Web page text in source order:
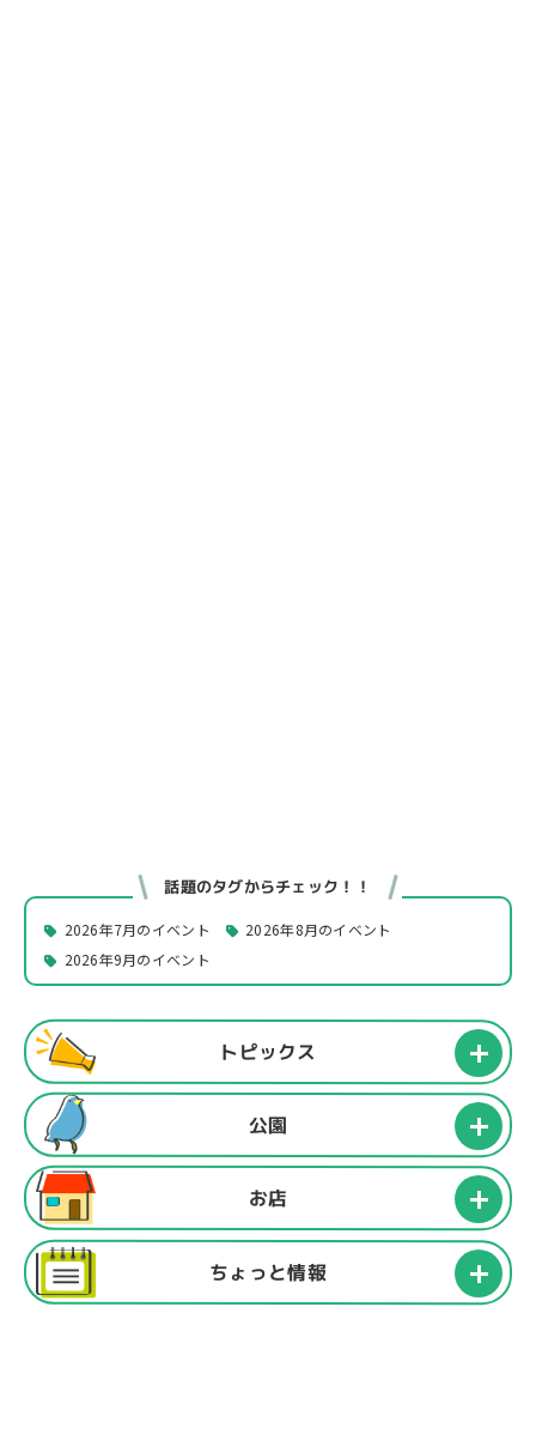
話題のタグからチェック！！
2026年7月のイベント
2026年8月のイベント
2026年9月のイベント
トピックス
公園
お店
ちょっと情報